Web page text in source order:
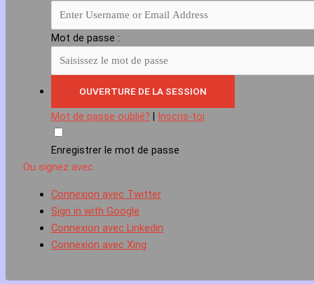
Mot de passe :
Mot de passe oublié? | Inscris-toi
Enregistrer le mot de passe
Ou signez avec
Connexion avec Twitter
Sign in with Google
Connexion avec Linkedin
Connexion avec Xing